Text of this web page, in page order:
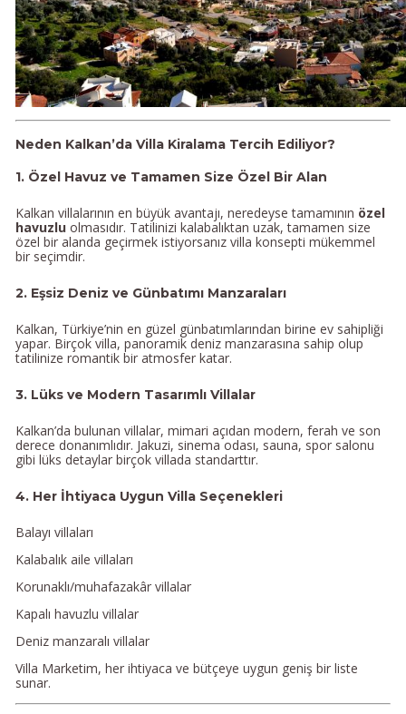
Neden Kalkan’da Villa Kiralama Tercih Ediliyor?
1. Özel Havuz ve Tamamen Size Özel Bir Alan
Kalkan villalarının en büyük avantajı, neredeyse tamamının özel
havuzlu olmasıdır. Tatilinizi kalabalıktan uzak, tamamen size
özel bir alanda geçirmek istiyorsanız villa konsepti mükemmel
bir seçimdir.
2. Eşsiz Deniz ve Günbatımı Manzaraları
Kalkan, Türkiye’nin en güzel günbatımlarından birine ev sahipliği
yapar. Birçok villa, panoramik deniz manzarasına sahip olup
tatilinize romantik bir atmosfer katar.
3. Lüks ve Modern Tasarımlı Villalar
Kalkan’da bulunan villalar, mimari açıdan modern, ferah ve son
derece donanımlıdır. Jakuzi, sinema odası, sauna, spor salonu
gibi lüks detaylar birçok villada standarttır.
4. Her İhtiyaca Uygun Villa Seçenekleri
Balayı villaları
Kalabalık aile villaları
Korunaklı/muhafazakâr villalar
Kapalı havuzlu villalar
Deniz manzaralı villalar
Villa Marketim, her ihtiyaca ve bütçeye uygun geniş bir liste
sunar.